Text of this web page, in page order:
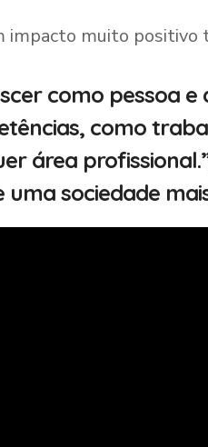
muito positivo
como pessoa
como
área
sociedade